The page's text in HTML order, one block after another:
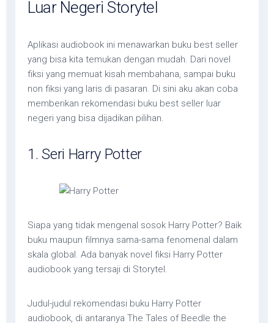
Luar Negeri Storytel
Aplikasi audiobook ini menawarkan buku best seller
yang bisa kita temukan dengan mudah. Dari novel
fiksi yang memuat kisah membahana, sampai buku
non fiksi yang laris di pasaran. Di sini aku akan coba
memberikan rekomendasi buku best seller luar
negeri yang bisa dijadikan pilihan.
1. Seri Harry Potter
Siapa yang tidak mengenal sosok Harry Potter? Baik
buku maupun filmnya sama-sama fenomenal dalam
skala global. Ada banyak novel fiksi Harry Potter
audiobook yang tersaji di Storytel.
Judul-judul rekomendasi buku Harry Potter
audiobook, di antaranya The Tales of Beedle the